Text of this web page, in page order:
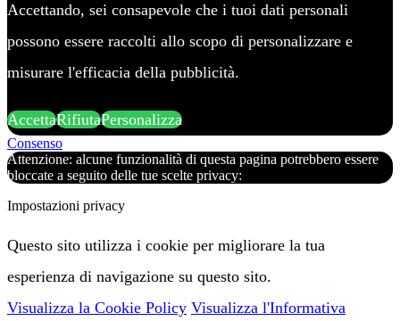
Accettando, sei consapevole che i tuoi dati personali
possono essere raccolti allo scopo di personalizzare e
misurare l'efficacia della pubblicità.
AccettaRifiutaPersonalizza
Consenso
Attenzione: alcune funzionalità di questa pagina potrebbero essere
bloccate a seguito delle tue scelte privacy:
Impostazioni privacy
Questo sito utilizza i cookie per migliorare la tua
esperienza di navigazione su questo sito.
Visualizza la Cookie Policy Visualizza l'Informativa